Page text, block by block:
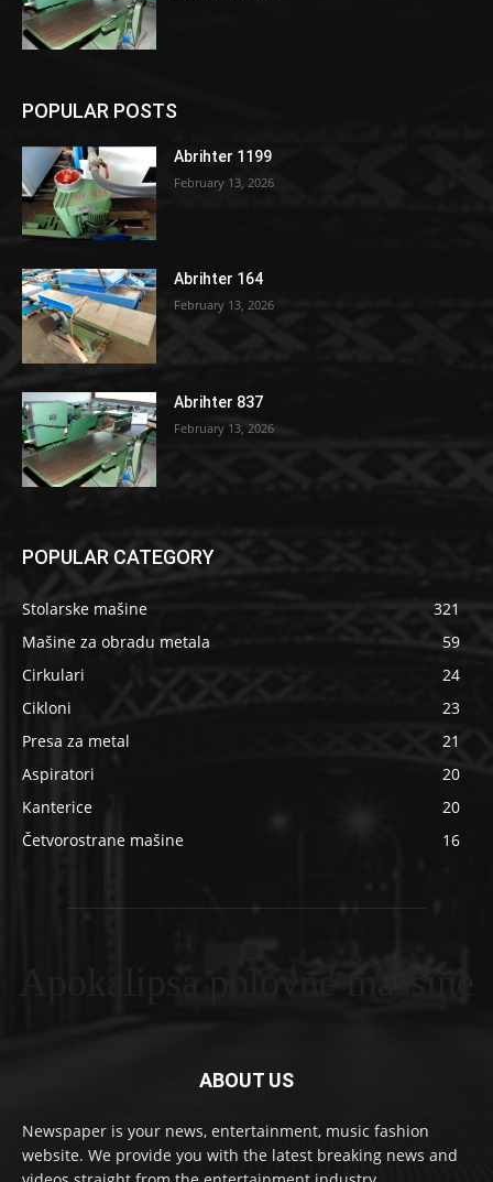
POPULAR POSTS
Abrihter 1199
February 13, 2026
Abrihter 164
February 13, 2026
Abrihter 837
February 13, 2026
POPULAR CATEGORY
Stolarske mašine
321
Mašine za obradu metala
59
Cirkulari
24
Cikloni
23
Presa za metal
21
Aspiratori
20
Kanterice
20
Četvorostrane mašine
16
Apokalipsa polovne masšine
ABOUT US
Newspaper is your news, entertainment, music fashion
website. We provide you with the latest breaking news and